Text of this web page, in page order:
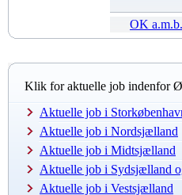
OK
Klik for aktuelle job indenfor
Aktuelle job i
Aktuelle job i Nordsjælland
Aktuelle job i Midtsjælland
Aktuelle job i Sydsjælland
Aktuelle job i Vestsjælland